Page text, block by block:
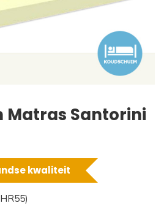
Matras Santorini
kwaliteit